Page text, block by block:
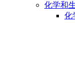
化学和
化